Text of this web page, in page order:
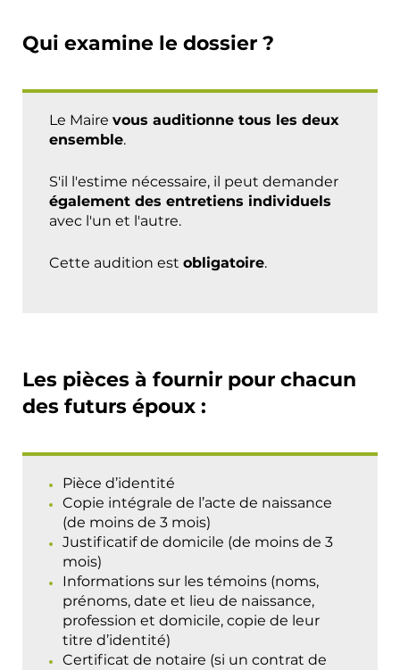
Qui examine le dossier ?
Le Maire vous auditionne tous les deux
ensemble.
S'il l'estime nécessaire, il peut demander
également des entretiens individuels
avec l'un et l'autre.
Cette audition est obligatoire.
Les pièces à fournir pour chacun
des futurs époux :
Pièce d’identité
Copie intégrale de l’acte de naissance
(de moins de 3 mois)
Justificatif de domicile (de moins de 3
mois)
Informations sur les témoins (noms,
prénoms, date et lieu de naissance,
profession et domicile, copie de leur
titre d’identité)
Certificat de notaire (si un contrat de